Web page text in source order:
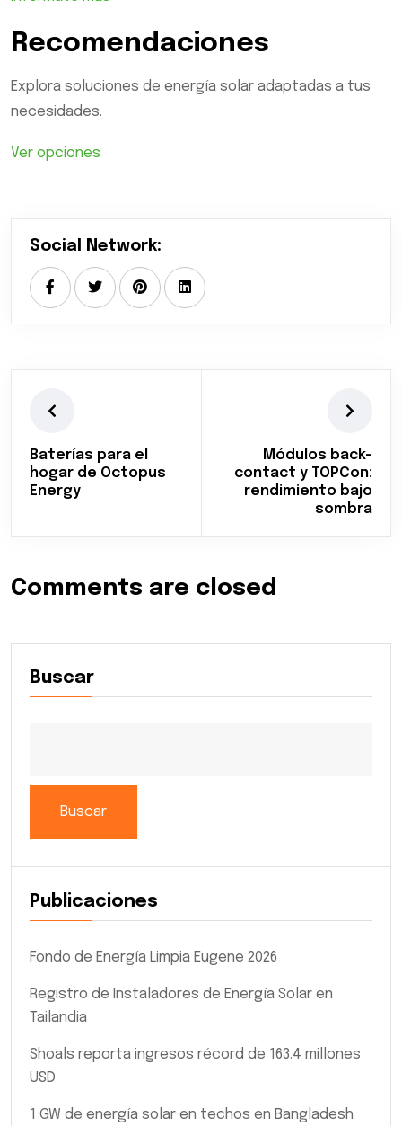
Recomendaciones
Explora soluciones de energía solar adaptadas a tus
necesidades.
Ver opciones
Social Network:
Baterías para el
hogar de Octopus
Energy
Módulos back-
contact y TOPCon:
rendimiento bajo
sombra
Comments are closed
Buscar
Buscar
Publicaciones
Fondo de Energía Limpia Eugene 2026
Registro de Instaladores de Energía Solar en
Tailandia
Shoals reporta ingresos récord de 163.4 millones
USD
1 GW de energía solar en techos en Bangladesh